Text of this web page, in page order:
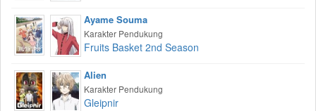
Ayame Souma
Karakter Pendukung
Fruits Basket 2nd Season
Alien
Karakter Pendukung
Gleipnir